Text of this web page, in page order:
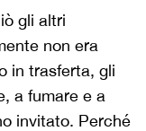
gli altri
non era
in trasferta, gli
a fumare e a
invitato. Perché